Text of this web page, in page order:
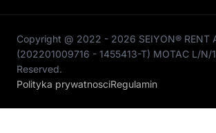
Copyright @ 2022 - 2026 SEIYON® RENT
(202201009716 - 1455413-T) MOTAC L/N/
Reserved.
Polityka prywatnosciRegulamin